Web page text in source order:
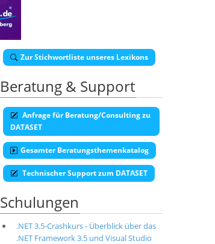
Zur Stichwortliste unseres Lexikons
Beratung & Support
Anfrage für Beratung/Consulting zu
DATASET
Gesamter Beratungsthemenkatalog
Technischer Support zum DATASET
Schulungen
.NET 3.5-Crashkurs - Überblick über das
.NET Framework 3.5 und Visual Studio